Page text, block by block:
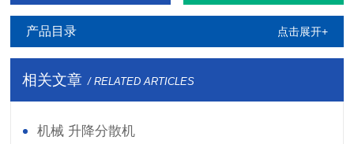
产品目录 点击展开+
相关文章 / RELATED ARTICLES
机械 升降分散机